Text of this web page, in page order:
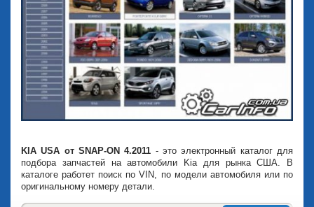
KIA USA от SNAP-ON 4.2011 - это электронный каталог для
подбора запчастей на автомобили Kia для рынка США. В
каталоге работет поиск по VIN, по модели автомобиля или по
оригинальному номеру детали.